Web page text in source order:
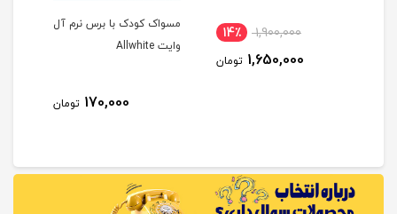
1,900,000 14٪
1,650,000 تومان
مسواک کودک با برس نرم آل
وایت Allwhite
170,000 تومان